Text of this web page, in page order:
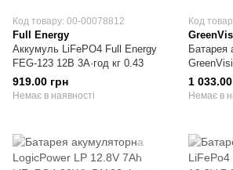
Код товару: 00-00078812
Full Energy
Аккумуль LiFePO4 Full Energy
FEG-123 12В 3А·год кг 0.43
919.00 грн
Немає в наявності
Код
Батарея
LiFePO4
1
Немає в